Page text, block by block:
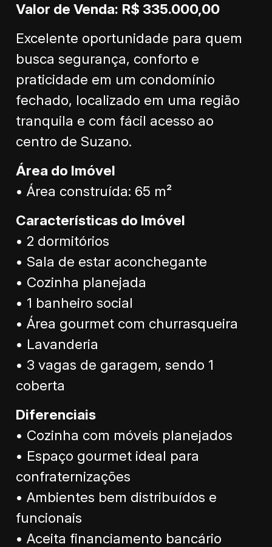
Valor de Venda: R$ 335.000,00
Excelente oportunidade para quem
busca segurança, conforto e
praticidade em um condomínio
fechado, localizado em uma região
tranquila e com fácil acesso ao
centro de Suzano.
Área do Imóvel
• Área construída: 65 m²
Características do Imóvel
• 2 dormitórios
• Sala de estar aconchegante
• Cozinha planejada
• 1 banheiro social
• Área gourmet com churrasqueira
• Lavanderia
• 3 vagas de garagem, sendo 1
coberta
Diferenciais
• Cozinha com móveis planejados
• Espaço gourmet ideal para
confraternizações
• Ambientes bem distribuídos e
funcionais
• Aceita financiamento bancário